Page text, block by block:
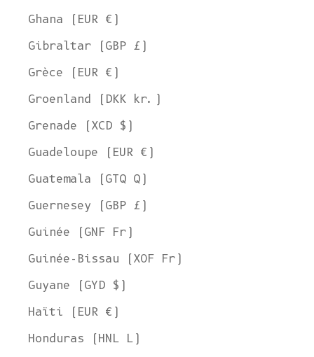
Ghana (EUR €)
Gibraltar (GBP £)
Grèce (EUR €)
Groenland (DKK kr.)
Grenade (XCD $)
Guadeloupe (EUR €)
Guatemala (GTQ Q)
Guernesey (GBP £)
Guinée (GNF Fr)
Guinée-Bissau (XOF Fr)
Guyane (GYD $)
Haïti (EUR €)
Honduras (HNL L)